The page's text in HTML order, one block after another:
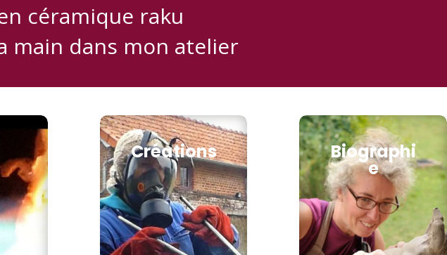
céramique raku
main dans mon atelier
Créations Biographi
e